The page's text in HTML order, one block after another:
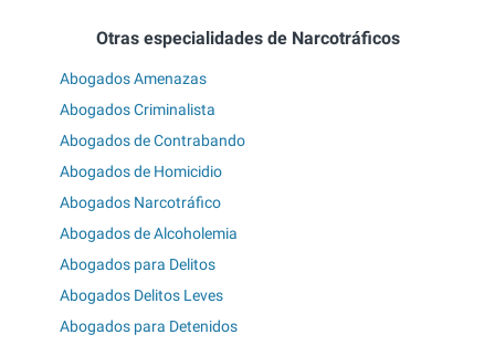
Otras especialidades de Narcotráficos
Abogados Amenazas
Abogados Criminalista
Abogados de Contrabando
Abogados de Homicidio
Abogados Narcotráfico
Abogados de Alcoholemia
Abogados para Delitos
Abogados Delitos Leves
Abogados para Detenidos